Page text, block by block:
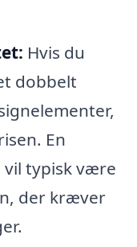
Hvis du
dobbelt
En
vil typisk være
der kræver